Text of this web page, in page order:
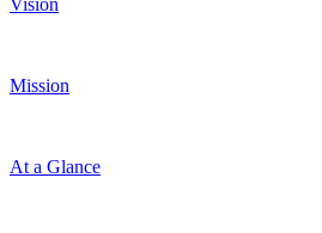
Vision
Mission
At a Glance